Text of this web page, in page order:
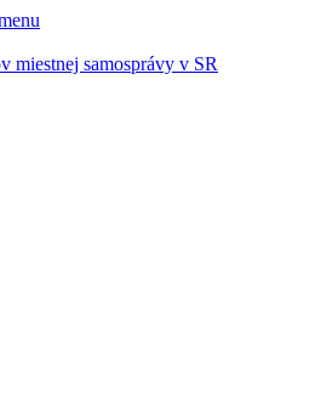
miestnej samosprávy v SR